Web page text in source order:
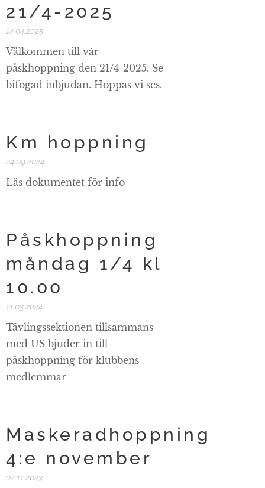
21/4-2025
14.04.2025
Välkommen till vår
påskhoppning den 21/4-2025. Se
bifogad inbjudan. Hoppas vi ses.
Km hoppning
24.09.2024
Läs dokumentet för info
Påskhoppning
måndag 1/4 kl
10.00
11.03.2024
Tävlingssektionen tillsammans
med US bjuder in till
påskhoppning för klubbens
medlemmar
Maskeradhoppning
4:e november
02.11.2023